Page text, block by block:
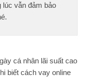
lúc vẫn đảm bảo
cá nhân lãi suất cao
biết cách vay online